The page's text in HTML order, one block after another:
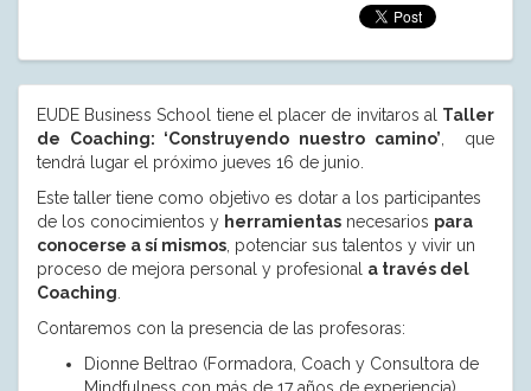
EUDE Business School tiene el placer de invitaros al Taller
de Coaching: ‘Construyendo nuestro camino’ , que
tendrá lugar el próximo jueves 16 de junio.
Este taller tiene como objetivo es dotar a los participantes
de los conocimientos y herramientas necesarios para
conocerse a sí mismos , potenciar sus talentos y vivir un
proceso de mejora personal y profesional a través del
Coaching
Contaremos con la presencia de las profesoras:
Dionne Beltrao (Formadora, Coach y Consultora de